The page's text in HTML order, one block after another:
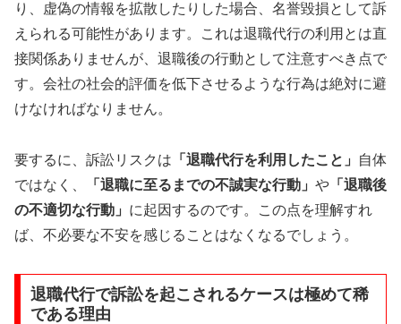
り、虚偽の情報を拡散したりした場合、名誉毀損として訴
えられる可能性があります。これは退職代行の利用とは直
接関係ありませんが、退職後の行動として注意すべき点で
す。会社の社会的評価を低下させるような行為は絶対に避
けなければなりません。
要するに、訴訟リスクは 「退職代行を利用したこと」
自体
ではなく、
「退職に至るまでの不誠実な行動」 や 「退職後
の不適切な行動」 に起因するのです。この点を理解すれ
ば、不必要な不安を感じることはなくなるでしょう。
退職代行で訴訟を起こされるケースは極めて稀
である理由